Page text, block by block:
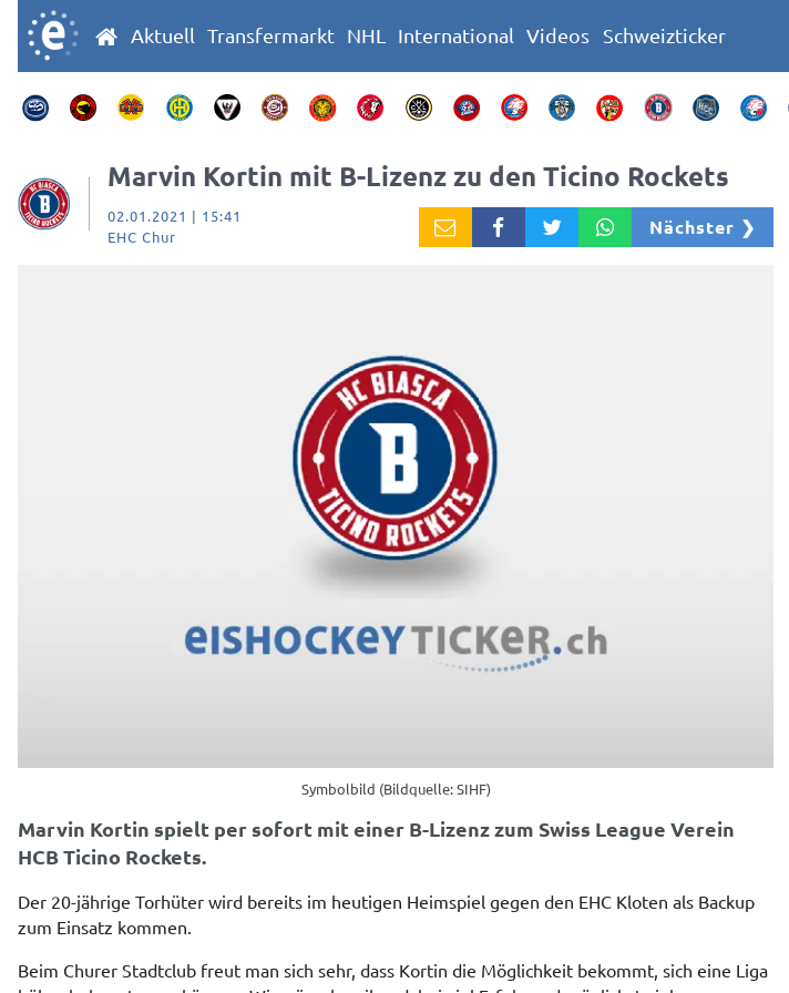
Aktuell Transfermarkt NHL International Videos Schweizticker
Marvin Kortin mit B-Lizenz zu den Ticino Rockets
02.01.2021 | 15:41
EHC Chur
Nächster ❯
Symbolbild (Bildquelle: SIHF)
Marvin Kortin spielt per sofort mit einer B-Lizenz zum Swiss League Verein
HCB Ticino Rockets.
Der 20-jährige Torhüter wird bereits im heutigen Heimspiel gegen den EHC Kloten als Backup
zum Einsatz kommen.
Beim Churer Stadtclub freut man sich sehr, dass Kortin die Möglichkeit bekommt, sich eine Liga